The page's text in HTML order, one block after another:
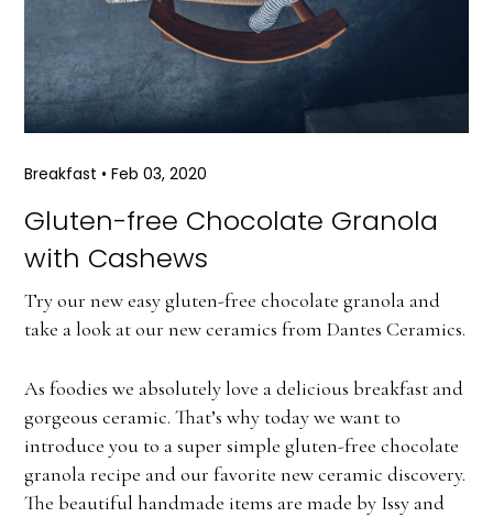
Breakfast • Feb 03, 2020
Gluten-free Chocolate Granola
with Cashews
Try our new easy gluten-free chocolate granola and
take a look at our new ceramics from Dantes Ceramics.
As foodies we absolutely love a delicious breakfast and
gorgeous ceramic. That’s why today we want to
introduce you to a super simple gluten-free chocolate
granola recipe and our favorite new ceramic discovery.
The beautiful handmade items are made by Issy and